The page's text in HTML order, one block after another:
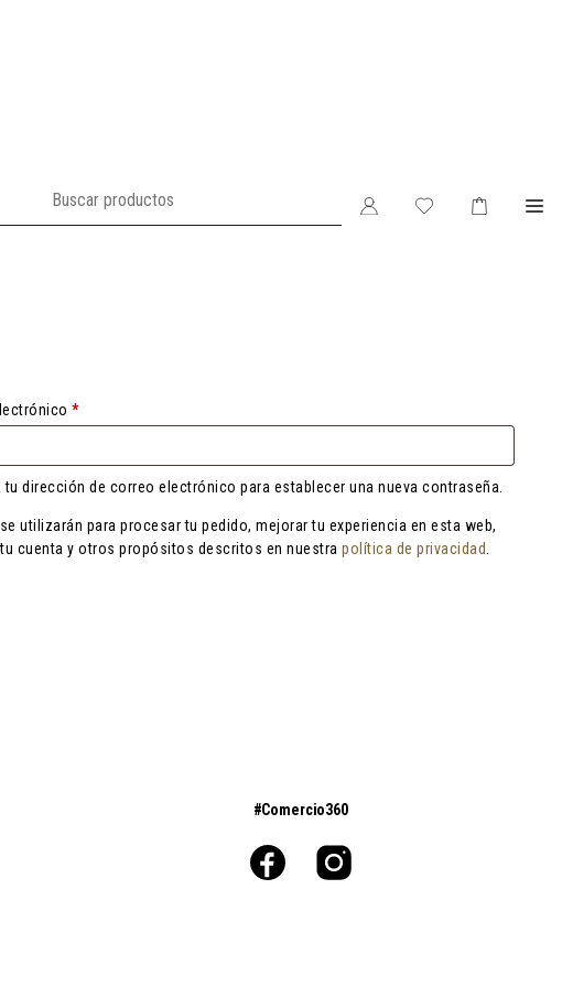
*Obligatorio
tu dirección de correo electrónico para establecer una nueva contraseña.
utilizarán para procesar tu pedido, mejorar tu experiencia en esta web,
cuenta y otros propósitos descritos en nuestrapolítica de privacidad
#Comercio360